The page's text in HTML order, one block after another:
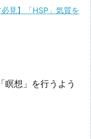
必見】「HSP」気質を
瞑想」を行うよう